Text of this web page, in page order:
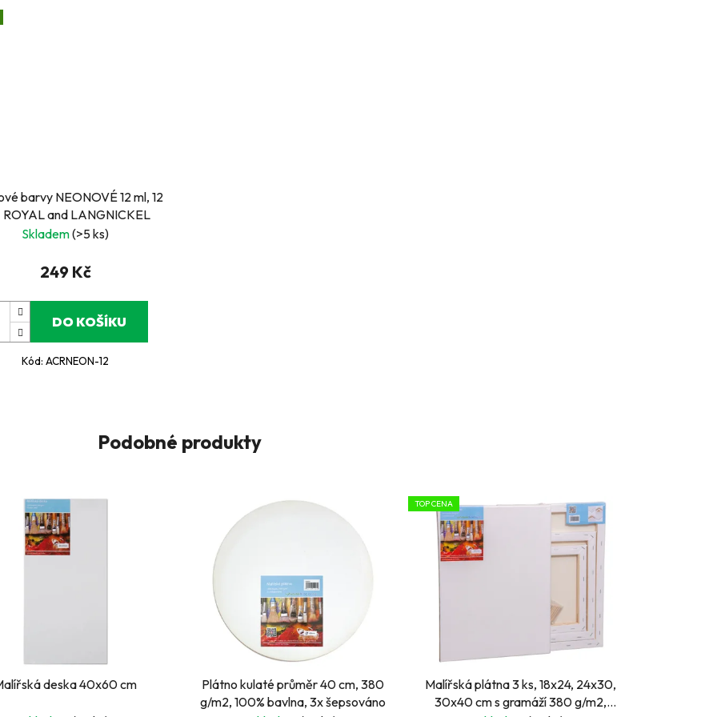
barvy NEONOVÉ 12 ml, 12
ROYAL and LANGNICKEL
Skladem(>5 ks)
249 Kč
DO KOŠÍKU
Kód:ACRNEON-12
Podobné produkty
deska 40x60 cm
Plátno kulaté průměr 40 cm, 380
g/m2, 100% bavlna, 3x šepsováno
TOP CENA
Malířská plátna 3 ks, 18x24, 24x30,
30x40 cm s gramáží 380 g/m2,